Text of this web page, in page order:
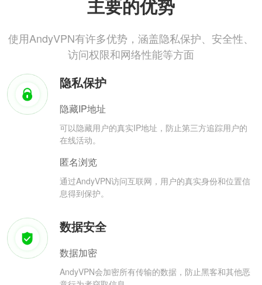
主要的优势
使用AndyVPN有许多优势，涵盖隐私保护、安全性、
访问权限和网络性能等方面
隐私保护
隐藏IP地址
可以隐藏用户的真实IP地址，防止第三方追踪用户的
在线活动。
匿名浏览
通过AndyVPN访问互联网，用户的真实身份和位置信
息得到保护。
数据安全
数据加密
AndyVPN会加密所有传输的数据，防止黑客和其他恶